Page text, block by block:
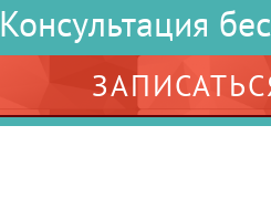
Консультация